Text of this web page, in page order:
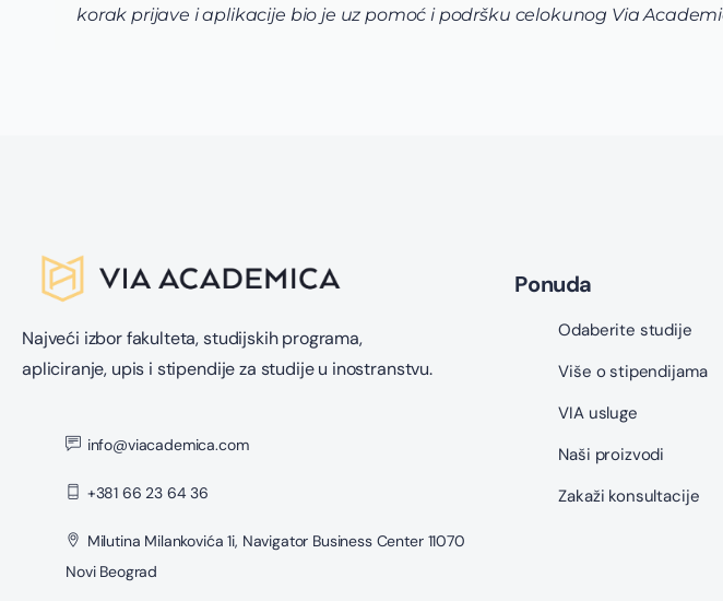
korak prijave i aplikacije bio je uz pomoć i podršku celokunog Via
Najveći izbor fakulteta, studijskih programa,
apliciranje, upis i stipendije za studije u inostranstvu.
info@viacademica.com
+381 66 23 64 36
Milutina Milankovića 1i, Navigator Business Center 11070
Novi Beograd
Ponuda
Odaberite studije
Više o stipendijama
VIA usluge
Naši proizvodi
Zakaži konsultacije